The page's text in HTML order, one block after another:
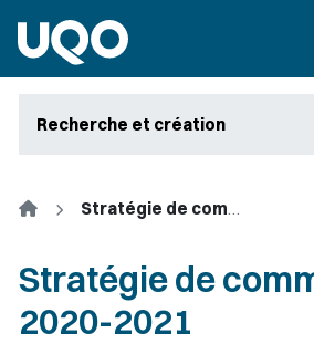
Recherche et création
Accueil Stratégie de communication 2020-2021
Stratégie de
2020-2021